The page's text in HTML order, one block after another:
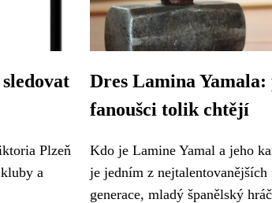
Plzeň
a
Dres Lamina Yamala:
fanoušci tolik chtějí
Kdo je Lamine Yamal a jeho
je jedním z nejtalentovanějších
generace, mladý španělský